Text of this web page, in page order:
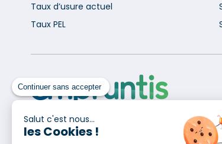
Continuer sans accepter
Salut c'est nous...
les Cookies !
Taux d’usure actuel
Taux PEL
Pour en savoir plus